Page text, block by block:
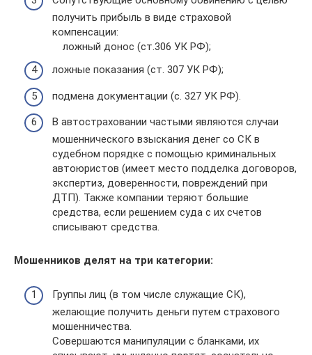
получить прибыль в виде страховой
компенсации:
ложный донос (ст.306 УК РФ);
ложные показания (ст. 307 УК РФ);
подмена документации (с. 327 УК РФ).
В автостраховании частыми являются случаи
мошеннического взыскания денег со СК в
судебном порядке с помощью криминальных
автоюристов (имеет место подделка договоров,
экспертиз, доверенности, повреждений при
ДТП). Также компании теряют большие
средства, если решением суда с их счетов
списывают средства.
Мошенников делят на три категории:
Группы лиц (в том числе служащие СК),
желающие получить деньги путем страхового
мошенничества.
Совершаются манипуляции с бланками, их